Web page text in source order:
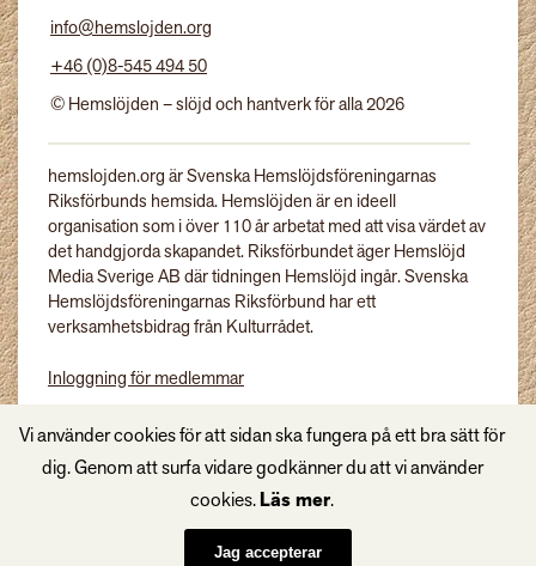
info@hemslojden.org
+46 (0)8-545 494 50
© Hemslöjden – slöjd och hantverk för alla 2026
hemslojden.org är Svenska Hemslöjdsföreningarnas
Riksförbunds hemsida. Hemslöjden är en ideell
organisation som i över 110 år arbetat med att visa värdet av
det handgjorda skapandet. Riksförbundet äger Hemslöjd
Media Sverige AB där tidningen Hemslöjd ingår. Svenska
Hemslöjdsföreningarnas Riksförbund har ett
verksamhetsbidrag från Kulturrådet.
Inloggning för medlemmar
Vi använder cookies för att sidan ska fungera på ett bra sätt för
dig. Genom att surfa vidare godkänner du att vi använder
cookies.Läs mer.
Jag accepterar